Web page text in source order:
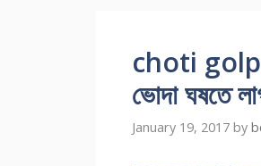
choti golpo
ভোদা ঘষতে
January 19, 2017 by